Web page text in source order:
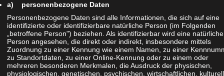
a) personenbezogene Daten
Personenbezogene Daten sind alle Informationen, die sich auf eine
identifizierte oder identifizierbare natürliche Person (im Folgenden
„betroffene Person") beziehen. Als identifizierbar wird eine natürliche
Person angesehen, die direkt oder indirekt, insbesondere mittels
Zuordnung zu einer Kennung wie einem Namen, zu einer
zu Standortdaten, zu einer Online-Kennung oder zu einem oder
mehreren besonderen Merkmalen, die Ausdruck der physischen,
physiologischen, genetischen, psychischen, wirtschaftlichen,